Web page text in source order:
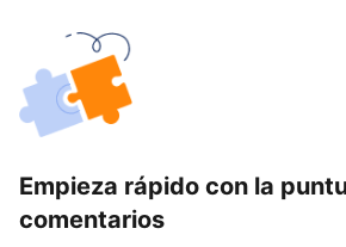
Empieza rápido con la
comentarios